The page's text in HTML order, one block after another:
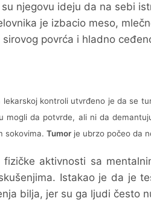
njegovu ideju da na sebi
je izbacio meso,
povrća i hladno
lekarskoj kontroli utvrđeno je da se
mogli da potvrde, ali ni da
sokovima. Tumor je ubrzo počeo da
fizičke aktivnosti sa
Istakao je da je
bilja, jer su ga ljudi često